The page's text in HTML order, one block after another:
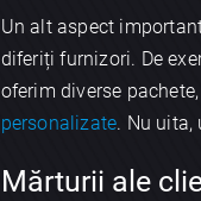
Un alt aspect
diferiți furnizori. De
oferim diverse
personalizate. Nu uita,
Mărturii ale